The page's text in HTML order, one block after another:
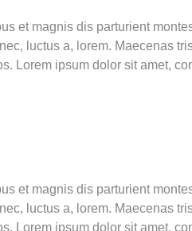
et magnis dis parturient
luctus a, lorem. Maecenas
Lorem ipsum dolor sit amet,
et magnis dis parturient
luctus a, lorem. Maecenas
Lorem ipsum dolor sit amet,